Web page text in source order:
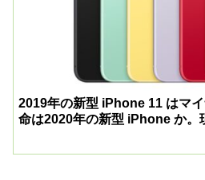
2019年の新型 iPhone 11 はマ
命は2020年の新型 iPhone か。